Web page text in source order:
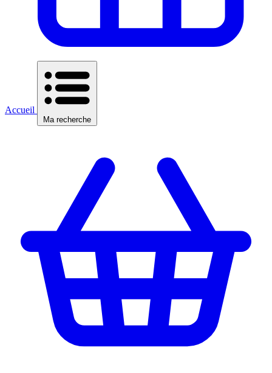
Accueil
Ma recherche